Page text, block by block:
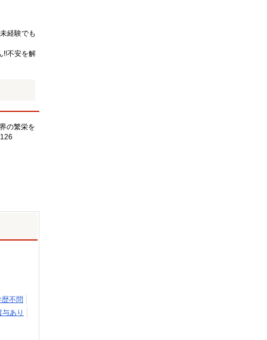
経験でも
!!不安を解
の繁栄を
歴不問
あり